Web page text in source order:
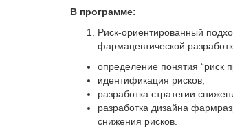
В программе:
Риск-ориентированный
фармацевтической
определение понятия “риск
идентификация рисков;
разработка стратегии
разработка дизайна
снижения рисков.